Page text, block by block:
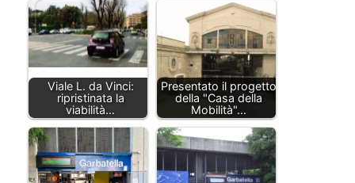
Viale L. da Vinci:
ripristinata la
viabilità…
Presentato il progetto
della "Casa della
Mobilità"…